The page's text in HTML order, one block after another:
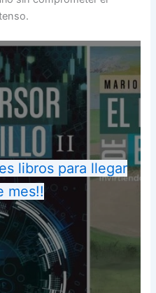
libros para llegar
mes!!